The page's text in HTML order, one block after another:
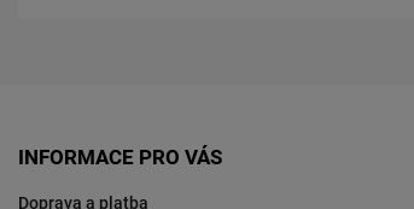
INFORMACE PRO VÁS
Doprava a platba